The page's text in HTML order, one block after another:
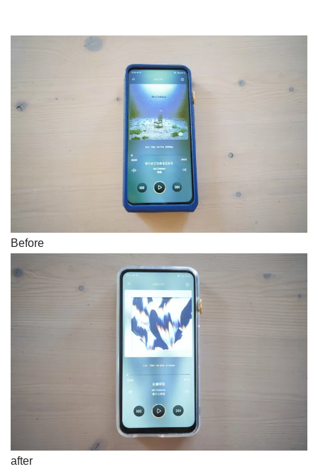
Before
after